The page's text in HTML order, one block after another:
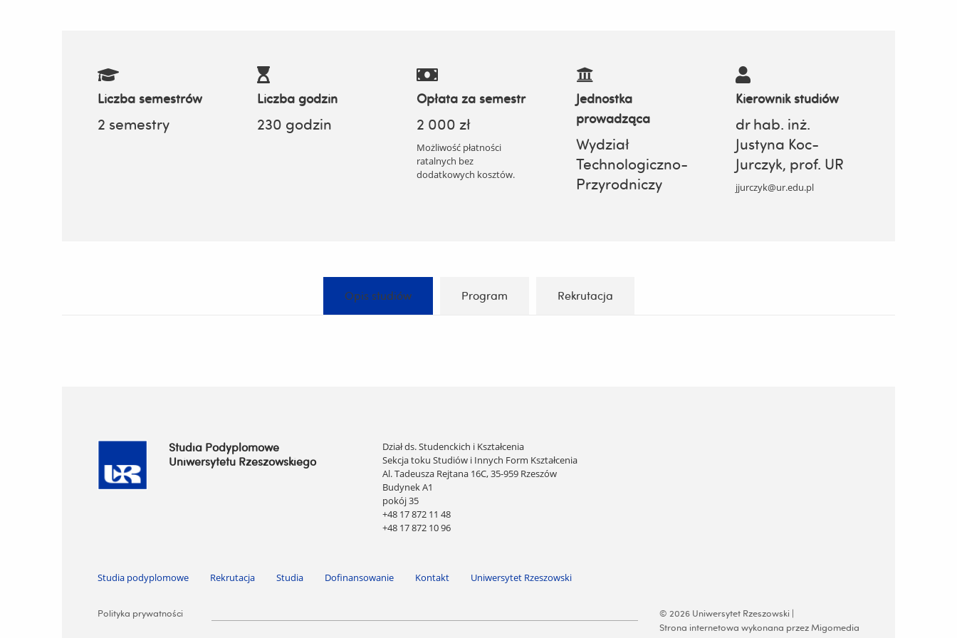
Liczba semestrów
2 semestry
Liczba godzin
230 godzin
Opłata za semestr
2 000 zł
Możliwość płatności
ratalnych bez
dodatkowych kosztów.
Jednostka
prowadząca
Wydział
Technologiczno-
Przyrodniczy
Kierownik studiów
dr hab. inż.
Justyna Koc-
Jurczyk, prof. UR
jjurczyk@ur.edu.pl
Opis studiów Program Rekrutacja
Studia Podyplomowe
Uniwersytetu Rzeszowskiego
Dział ds. Studenckich i Kształcenia
Sekcja toku Studiów i Innych Form Kształcenia
Al. Tadeusza Rejtana 16C, 35-959 Rzeszów
Budynek A1
pokój 35
+48 17 872 11 48
+48 17 872 10 96
Pomiń nawigację i przejdź do treści
Studia podyplomowe Rekrutacja Studia Dofinansowanie Kontakt Uniwersytet Rzeszowski
Pomiń nawigację i przejdź do treści
Polityka prywatności
© 2026 Uniwersytet Rzeszowski |
Strona internetowa wykonana przez Migomedia